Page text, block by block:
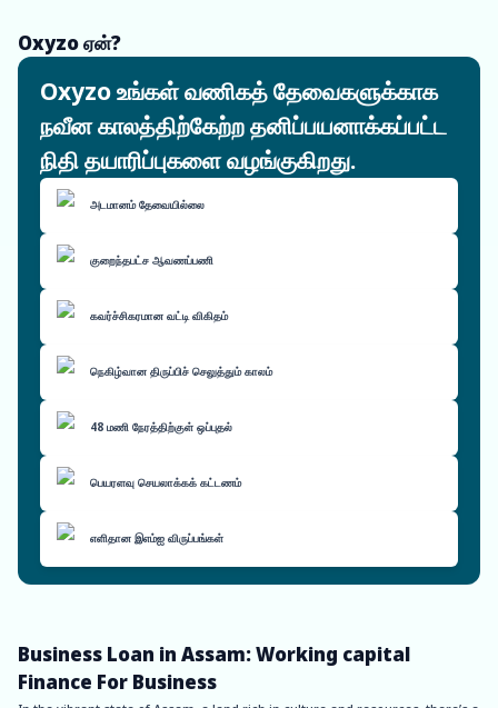
Oxyzo ஏன்?
Oxyzo உங்கள் வணிகத் தேவைகளுக்காக
நவீன காலத்திற்கேற்ற தனிப்பயனாக்கப்பட்ட
நிதி தயாரிப்புகளை வழங்குகிறது.
அடமானம் தேவையில்லை
குறைந்தபட்ச ஆவணப்பணி
கவர்ச்சிகரமான வட்டி விகிதம்
நெகிழ்வான திருப்பிச் செலுத்தும் காலம்
48 மணி நேரத்திற்குள் ஒப்புதல்
பெயரளவு செயலாக்கக் கட்டணம்
எளிதான இஎம்ஐ விருப்பங்கள்
Business Loan in Assam: Working capital
Finance For Business